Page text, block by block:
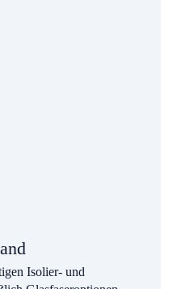
Isolier- und